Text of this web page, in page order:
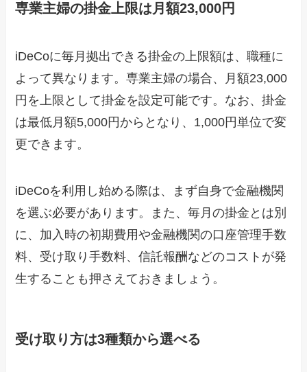
専業主婦の掛金上限は月額23,000円
iDeCoに毎月拠出できる掛金の上限額は、職種に
よって異なります。専業主婦の場合、月額23,000
円を上限として掛金を設定可能です。なお、掛金
は最低月額5,000円からとなり、1,000円単位で変
更できます。
iDeCoを利用し始める際は、まず自身で金融機関
を選ぶ必要があります。また、毎月の掛金とは別
に、加入時の初期費用や金融機関の口座管理手数
料、受け取り手数料、信託報酬などのコストが発
生することも押さえておきましょう。
受け取り方は3種類から選べる